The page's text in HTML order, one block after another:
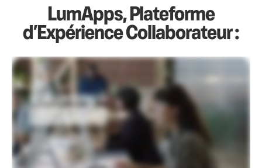
LumApps, Plateforme
d’Expérience Collaborateur :